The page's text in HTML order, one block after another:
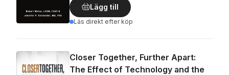
Lägg till
Läs direkt efter köp
Closer Together, Further Apart:
The Effect of Technology and the